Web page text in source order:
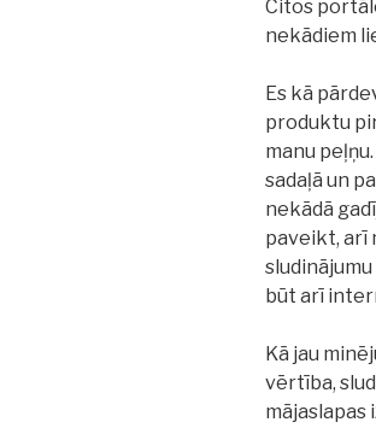
Citos
nekādiem
Es kā
produktu
manu
sadaļā un
nekādā
paveikt, arī
būt arī
Kā jau
vērtība,
mājaslapas